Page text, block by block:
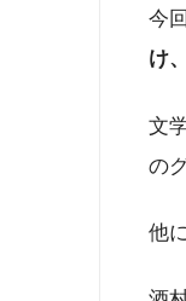
今
け、
文
の
他